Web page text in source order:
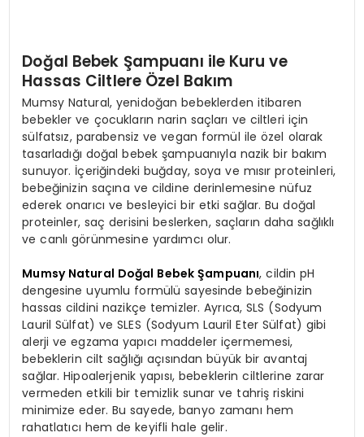
Doğal Bebek Şampuanı ile Kuru ve
Hassas Ciltlere Özel Bakım
Mumsy Natural, yenidoğan bebeklerden itibaren
bebekler ve çocukların narin saçları ve ciltleri için
sülfatsız, parabensiz ve vegan formül ile özel olarak
tasarladığı doğal bebek şampuanıyla nazik bir bakım
sunuyor. İçeriğindeki buğday, soya ve mısır proteinleri,
bebeğinizin saçına ve cildine derinlemesine nüfuz
ederek onarıcı ve besleyici bir etki sağlar. Bu doğal
proteinler, saç derisini beslerken, saçların daha sağlıklı
ve canlı görünmesine yardımcı olur.
Mumsy Natural Doğal Bebek Şampuanı, cildin pH
dengesine uyumlu formülü sayesinde bebeğinizin
hassas cildini nazikçe temizler. Ayrıca, SLS (Sodyum
Lauril Sülfat) ve SLES (Sodyum Lauril Eter Sülfat) gibi
alerji ve egzama yapıcı maddeler içermemesi,
bebeklerin cilt sağlığı açısından büyük bir avantaj
sağlar. Hipoalerjenik yapısı, bebeklerin ciltlerine zarar
vermeden etkili bir temizlik sunar ve tahriş riskini
minimize eder. Bu sayede, banyo zamanı hem
rahatlatıcı hem de keyifli hale gelir.